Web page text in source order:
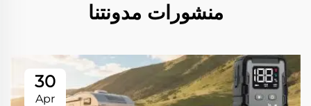
منشورات مدونتنا
30
Apr